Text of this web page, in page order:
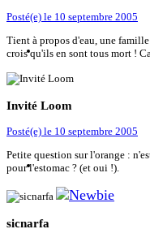
Posté(e) le 10 septembre 2005
Tient à propos d'eau, une
crois qu'ils en sont tous mort !
Invité Loom
Posté(e) le 10 septembre 2005
Petite question sur l'orange :
pour l'estomac ? (et oui !).
sicnarfa